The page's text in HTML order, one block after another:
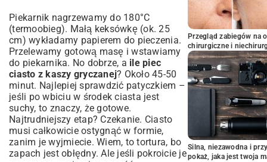
Piekarnik nagrzewamy do 180°C
(termoobieg). Małą keksówkę (ok. 25
cm) wykładamy papierem do pieczenia.
Przelewamy gotową masę i wstawiamy
do piekarnika. No dobrze, a ile piec
ciasto z kaszy gryczanej? Około 45-50
minut. Najlepiej sprawdzić patyczkiem –
jeśli po wbiciu w środek ciasta jest
suchy, to znaczy, że gotowe.
Najtrudniejszy etap? Czekanie. Ciasto
musi całkowicie ostygnąć w formie,
zanim je wyjmiecie. Wiem, to tortura, bo
zapach jest obłędny. Ale jeśli pokroicie je
Przegląd zabiegów na
chirurgiczne i
Silna, niezawodna i
pokaż, jaka jest twoja